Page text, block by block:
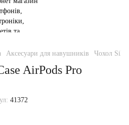
Аксесуари для навушників Чохол
AirPods Pro
41372